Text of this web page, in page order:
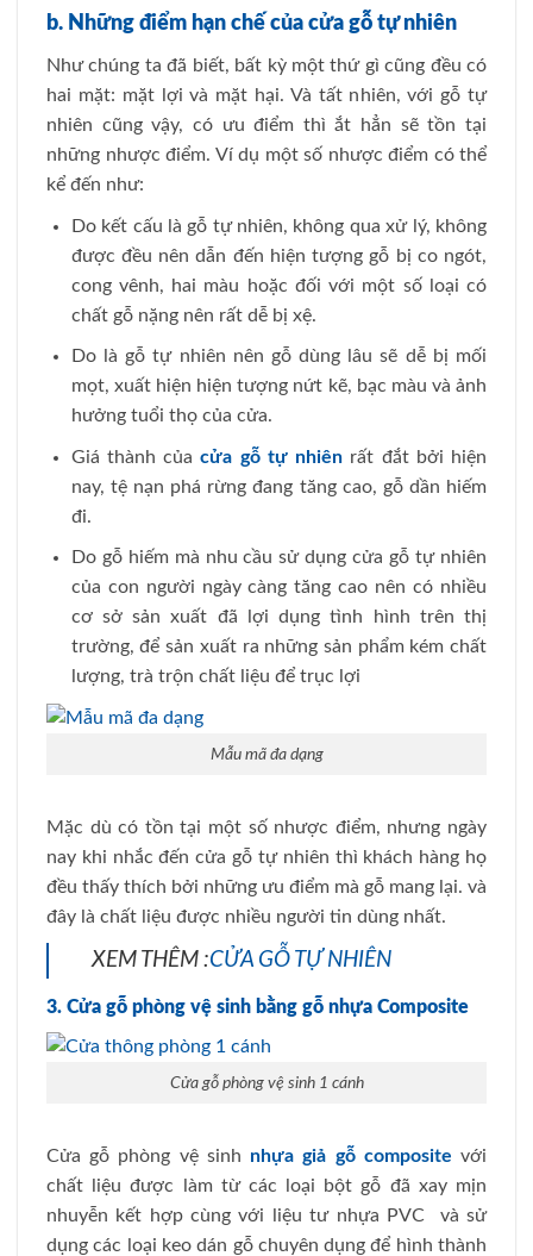
b. Những điểm hạn chế của cửa gỗ tự nhiên
Như chúng ta đã biết, bất kỳ một thứ gì cũng đều có
hai mặt: mặt lợi và mặt hại. Và tất nhiên, với gỗ tự
nhiên cũng vậy, có ưu điểm thì ắt hẳn sẽ tồn tại
những nhược điểm. Ví dụ một số nhược điểm có thể
kể đến như:
Do kết cấu là gỗ tự nhiên, không qua xử lý, không
được đều nên dẫn đến hiện tượng gỗ bị co ngót,
cong vênh, hai màu hoặc đối với một số loại có
chất gỗ nặng nên rất dễ bị xệ.
Do là gỗ tự nhiên nên gỗ dùng lâu sẽ dễ bị mối
mọt, xuất hiện hiện tượng nứt kẽ, bạc màu và ảnh
hưởng tuổi thọ của cửa.
Giá thành củacửa gỗ tự nhiên rất đắt bởi hiện
nay, tệ nạn phá rừng đang tăng cao, gỗ dần hiếm
đi.
Do gỗ hiếm mà nhu cầu sử dụng cửa gỗ tự nhiên
của con người ngày càng tăng cao nên có nhiều
cơ sở sản xuất đã lợi dụng tình hình trên thị
trường, để sản xuất ra những sản phẩm kém chất
lượng, trà trộn chất liệu để trục lợi
Mẫu mã đa dạng
Mặc dù có tồn tại một số nhược điểm, nhưng ngày
nay khi nhắc đến cửa gỗ tự nhiên thì khách hàng họ
đều thấy thích bởi những ưu điểm mà gỗ mang lại. và
đây là chất liệu được nhiều người tin dùng nhất.
XEM THÊM :CỬA GỖ TỰ NHIÊN
3. Cửa gỗ phòng vệ sinh bằng gỗ nhựa Composite
Cửa gỗ phòng vệ sinh 1 cánh
Cửa gỗ phòng vệ sinh nhựa giả gỗ composite với
chất liệu được làm từ các loại bột gỗ đã xay mịn
nhuyễn kết hợp cùng với liệu tư nhựa PVC và sử
dụng các loại keo dán gỗ chuyên dụng để hình thành